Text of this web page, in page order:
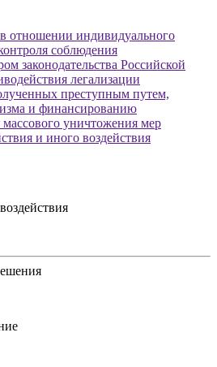
отношении индивидуального
соблюдения
законодательства Российской
легализации
преступным путем,
и финансированию
уничтожения мер
и иного воздействия